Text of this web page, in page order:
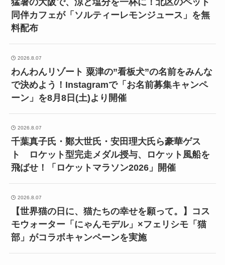
猛暑の大阪で、涼と塩分を一杯に！北区のペット
同伴カフェが「ソルティーレモンジュース」を無
料配布
2026.8.07
わんわんリゾート 粟津の”看板犬”の名前をみんな
で決めよう！Instagramで「お名前募集キャンペ
ーン」を8月8日(土)より開催
2026.8.07
千葉真子氏・鄭大世氏・安田理大氏ら豪華ゲス
ト ロケット型完走メダル授与、ロケット風船を
飛ばせ！「ロケットマラソン2026」開催
2026.8.07
【世界猫の日に、猫たちの幸せを願って。】コス
モウォーター「にゃんモデル」×フェリシモ「猫
部」がコラボキャンペーンを実施